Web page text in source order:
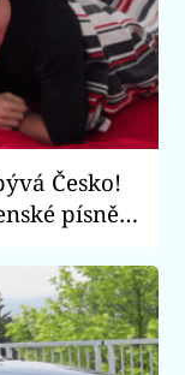
Česko!
písně v